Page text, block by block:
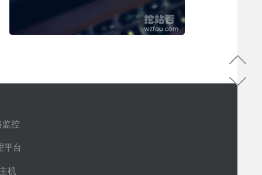
控
平台
机